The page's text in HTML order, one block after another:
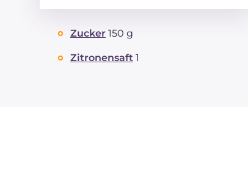
Kohlenhydrate
davon gesättigte
Zucker 150 g
Zitronensaft 1